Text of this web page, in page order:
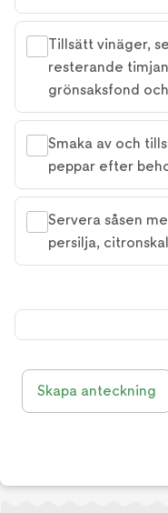
Tillsätt vinäger,
resterande
grönsaksfond
Smaka av och
peppar efter
Servera såsen
persilja,
Skapa anteckning